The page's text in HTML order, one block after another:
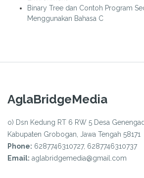
Binary Tree dan Contoh Program
Menggunakan Bahasa C
AglaBridgeMedia
o) Dsn Kedung RT 6 RW 5 Desa
Kabupaten Grobogan, Jawa Tengah 58171
Phone: 6287746310727, 6287746310737
Email: aglabridgemedia@gmail.com